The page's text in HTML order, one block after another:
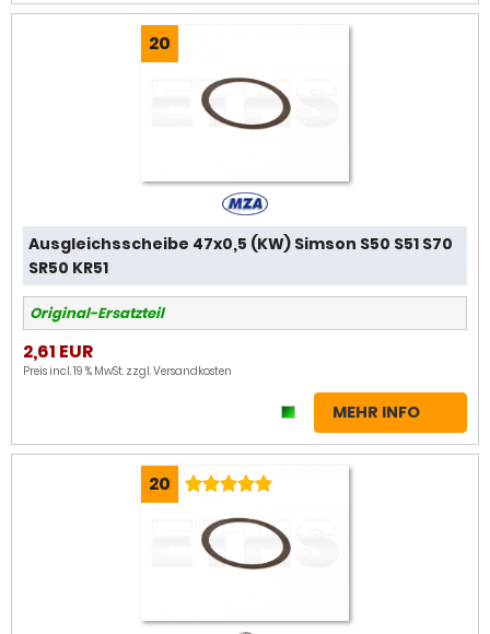
20
Ausgleichsscheibe 47x0,5 (KW) Simson S50 S51 S70
SR50 KR51
Original-Ersatzteil
2,61 EUR
Preis incl. 19 % MwSt. zzgl.Versandkosten
MEHR INFO
20